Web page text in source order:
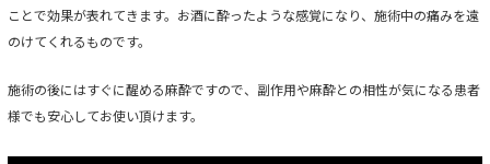
ことで効果が表れてきます。お酒に酔ったような感覚になり、施術中の痛みを遠
のけてくれるものです。
施術の後にはすぐに醒める麻酔ですので、副作用や麻酔との相性が気になる患者
様でも安心してお使い頂けます。